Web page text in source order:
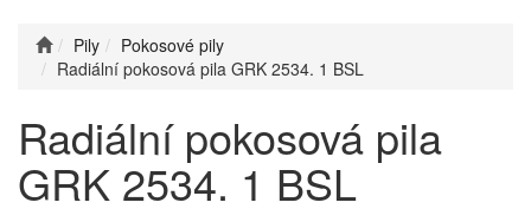
Pily
Pokosové pily
Radiální pokosová pila GRK 2534. 1 BSL
Radiální pokosová pila
GRK 2534. 1 BSL